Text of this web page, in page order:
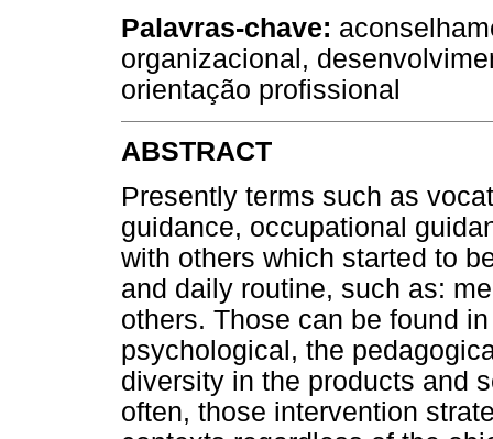
Palavras-chave:
organizacional,
orientação profissional
ABSTRACT
Presently terms such as
guidance, occupational
with others which started to
and daily routine, such as:
others. Those can be found
psychological, the
diversity in the products and
often, those intervention